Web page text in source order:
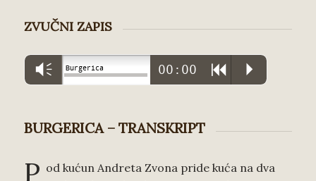
ZVUČNI ZAPIS
Vm Burgerica 00:00 R P
BURGERICA – TRANSKRIPT
P od kućun Andreta Zvona pride kuća na dva